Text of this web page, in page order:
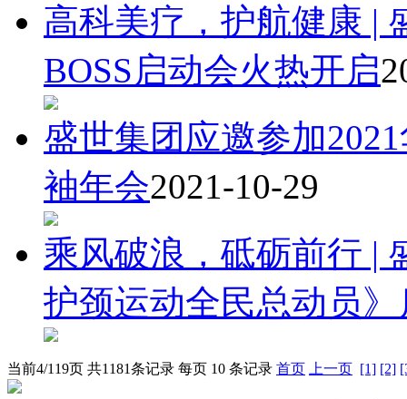
高科美疗，护航健康 |
BOSS启动会火热开启
盛世集团应邀参加
袖年会2021-10-29
乘风破浪，砥砺前行 |
护颈运动全民总动员
当前4/119页 共1181条记录 每页 10 条记录 首页 上一页 [1] [2]